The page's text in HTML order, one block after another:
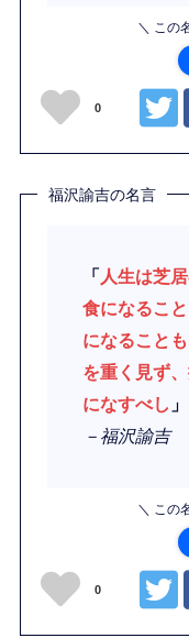
＼ この
0
福沢諭吉の名言
「 人生は芝
食になるこ
になること
を重く見ず
になすべし 」
－福沢諭吉
＼ この
0